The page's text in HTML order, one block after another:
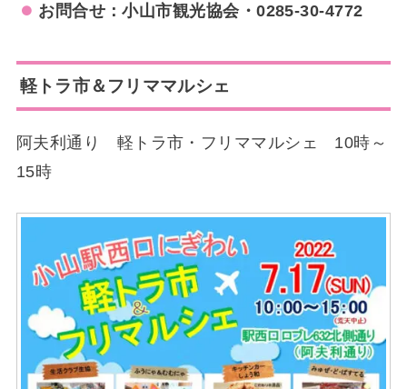
お問合せ：小山市観光協会・0285-30-4772
軽トラ市＆フリママルシェ
阿夫利通り 軽トラ市・フリママルシェ 10時～
15時